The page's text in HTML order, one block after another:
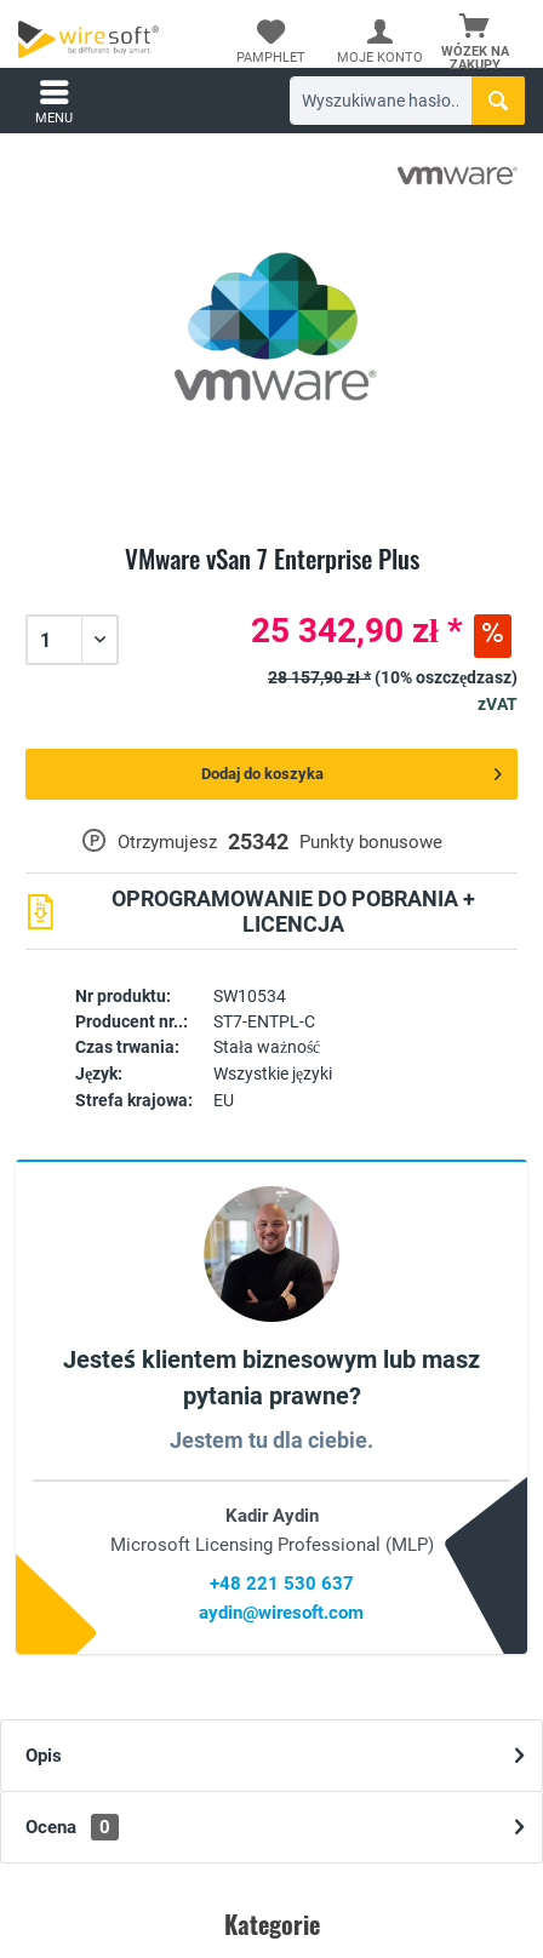
WÓZEK NA
ZAKUPY
PAMPHLET MOJE KONTO
MENU
VMware vSan 7 Enterprise Plus
Nr produktu:
SW10534
Producent nr..:
ST7-ENTPL-C
Czas trwania:
Stała ważność
Język:
Wszystkie języki
Strefa krajowa:
EU
P Otrzymujesz 25342 Punkty bonusowe
OPROGRAMOWANIE DO POBRANIA +
LICENCJA
25 342,90 zł *
28 157,90 zł *(10% oszczędzasz)
zVAT
Dodaj do koszyka
Jesteś klientem biznesowym lub masz
pytania prawne?
Jestem tu dla ciebie.
Kadir Aydin
Microsoft Licensing Professional (MLP)
+48 221 530 637
aydin@wiresoft.com
Opis
Ocena 0
Kategorie